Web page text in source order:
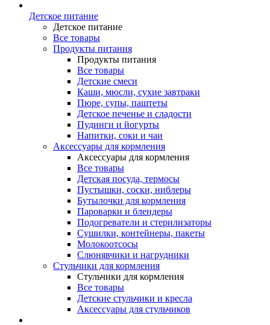
Детское питание
Детское питание
Все товары
Продукты питания
Продукты питания
Все товары
Детские смеси
Каши, мюсли, сухие завтраки
Пюре, супы, паштеты
Детское печенье и сладости
Пудинги и йогурты
Напитки, соки и чаи
Аксессуары для кормления
Аксессуары для кормления
Все товары
Детская посуда, термосы
Пустышки, соски, ниблеры
Бутылочки для кормления
Пароварки и блендеры
Подогреватели и стерилизаторы
Сушилки, контейнеры, пакеты
Молокоотсосы
Слюнявчики и нагрудники
Стульчики для кормления
Стульчики для кормления
Все товары
Детские стульчики и кресла
Аксессуары для стульчиков